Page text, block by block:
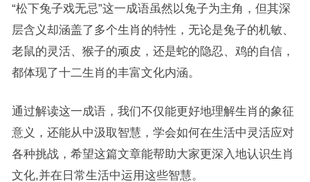
“松下兔子戏无忌”这一成语虽然以兔子为主角，但其深
层含义却涵盖了多个生肖的特性，无论是兔子的机敏、
老鼠的灵活、猴子的顽皮，还是蛇的隐忍、鸡的自信，
都体现了十二生肖的丰富文化内涵。
通过解读这一成语，我们不仅能更好地理解生肖的象征
意义，还能从中汲取智慧，学会如何在生活中灵活应对
各种挑战，希望这篇文章能帮助大家更深入地认识生肖
文化,并在日常生活中运用这些智慧。